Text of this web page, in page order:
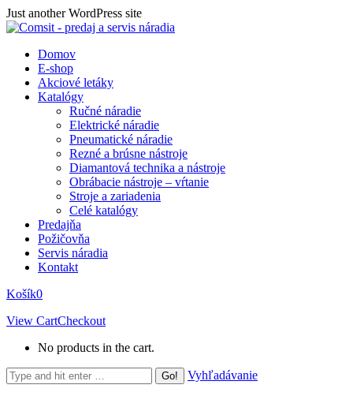
Skip
to
Just another WordPress site
Domov
E-shop
Akciové letáky
Katalógy
Ručné náradie
Elektrické náradie
Pneumatické náradie
Rezné a brúsne nástroje
Diamantová technika a nástroje
Obrábacie nástroje – vŕtanie
Stroje a zariadenia
Celé katalógy
Predajňa
Požičovňa
Servis náradia
Kontakt
Košík0
View CartCheckout
No products in the cart.
Search:
Vyhľadávanie